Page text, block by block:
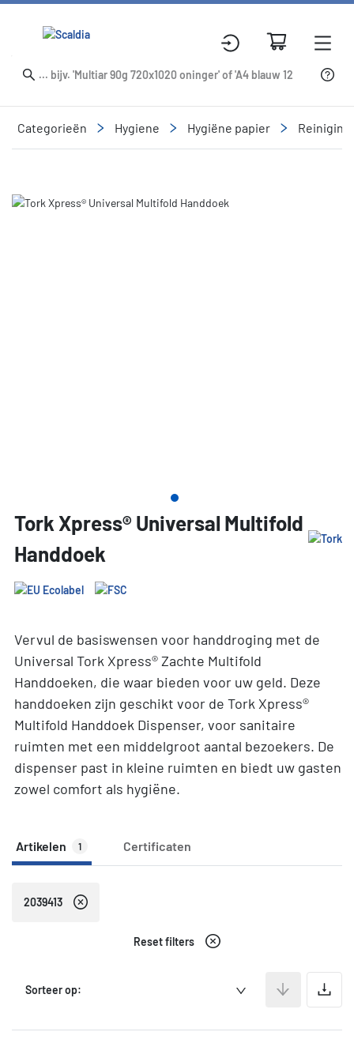
Categorieën Hygiene Hygiëne papier
Slide 1 of 1
Tork Xpress® Universal Multifold
Handdoek
Vervul de basiswensen voor handdroging met de
Universal Tork Xpress® Zachte Multifold
Handdoeken, die waar bieden voor uw geld. Deze
handdoeken zijn geschikt voor de Tork Xpress®
Multifold Handdoek Dispenser, voor sanitaire
ruimten met een middelgroot aantal bezoekers. De
dispenser past in kleine ruimten en biedt uw gasten
zowel comfort als hygiëne.
Artikelen 1 Certificaten
2039413
Reset filters
Sorteer op: